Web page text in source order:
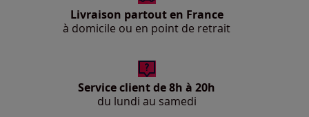
Livraison partout en France
à domicile ou en point de retrait
Service client de 8h à 20h
du lundi au samedi